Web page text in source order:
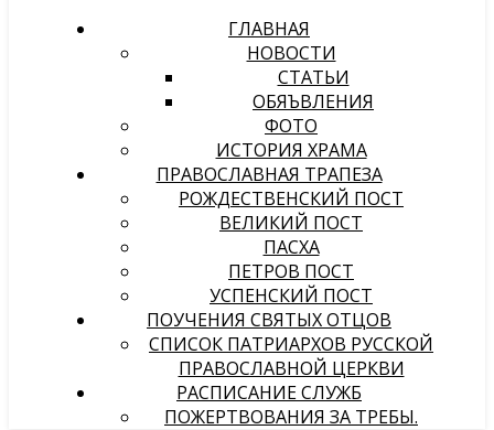
ГЛАВНАЯ
НОВОСТИ
СТАТЬИ
ОБЯЪВЛЕНИЯ
ФОТО
ИСТОРИЯ ХРАМА
ПРАВОСЛАВНАЯ ТРАПЕЗА
РОЖДЕСТВЕНСКИЙ ПОСТ
ВЕЛИКИЙ ПОСТ
ПАСХА
ПЕТРОВ ПОСТ
УСПЕНСКИЙ ПОСТ
ПОУЧЕНИЯ СВЯТЫХ ОТЦОВ
СПИСОК ПАТРИАРХОВ РУССКОЙ
ПРАВОСЛАВНОЙ ЦЕРКВИ
РАСПИСАНИЕ СЛУЖБ
ПОЖЕРТВОВАНИЯ ЗА ТРЕБЫ.